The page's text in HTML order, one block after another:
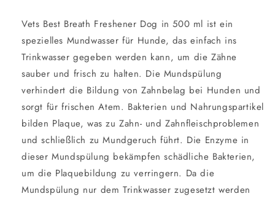
Vets Best Breath Freshener Dog in 500 ml ist ein
spezielles Mundwasser für Hunde, das einfach ins
Trinkwasser gegeben werden kann, um die Zähne
sauber und frisch zu halten. Die Mundspülung
verhindert die Bildung von Zahnbelag bei Hunden und
sorgt für frischen Atem. Bakterien und Nahrungspartikel
bilden Plaque, was zu Zahn- und Zahnfleischproblemen
und schließlich zu Mundgeruch führt. Die Enzyme in
dieser Mundspülung bekämpfen schädliche Bakterien,
um die Plaquebildung zu verringern. Da die
Mundspülung nur dem Trinkwasser zugesetzt werden